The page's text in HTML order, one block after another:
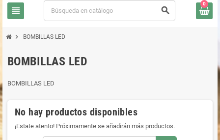
view_headline search
0
chevron_right BOMBILLAS LED
BOMBILLAS LED
BOMBILLAS LED
No hay productos disponibles
¡Estate atento! Próximamente se añadirán más productos.